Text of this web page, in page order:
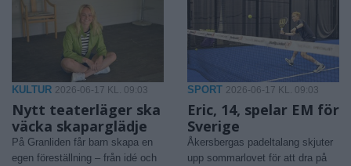
KULTUR 2026-06-17 KL. 09:03
Nytt teaterläger ska
väcka skaparglädje
På Granliden får barn skapa en
egen föreställning – från idé och
SPORT 2026-06-17 KL. 09:03
Eric, 14, spelar EM för
Sverige
Åkersbergas padeltalang skjuter
upp sommarlovet för att dra på